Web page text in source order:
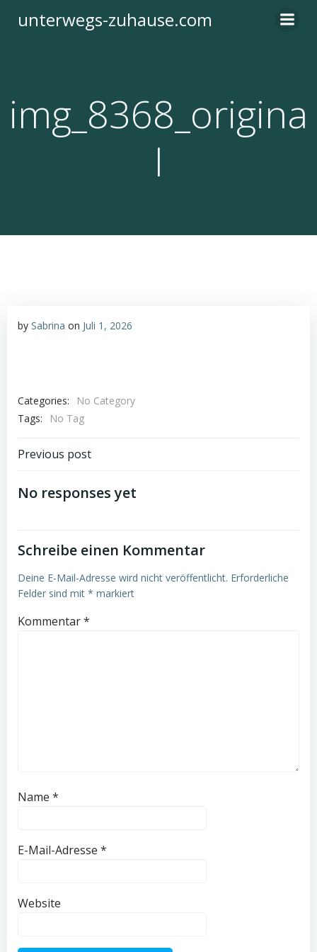
Inhalt
unterwegs-zuhause.com
img_8368_origina
l
by Sabrina on Juli 1, 2026
Categories:
No Category
Tags:
No Tag
Post
navigation
Previous post
No responses yet
Schreibe einen Kommentar
Deine E-Mail-Adresse wird nicht veröffentlicht. Erforderliche
Felder sind mit * markiert
Kommentar*
Name *
E-Mail-Adresse *
Website